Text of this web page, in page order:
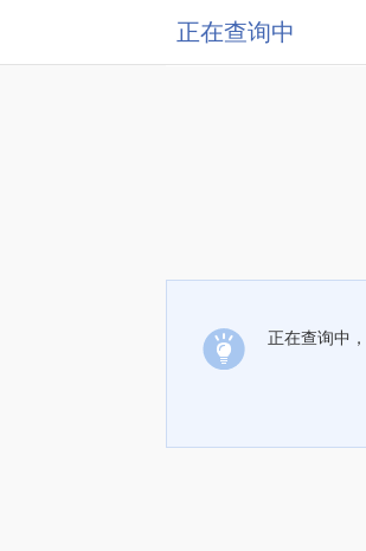
正在查询中
正在查询中